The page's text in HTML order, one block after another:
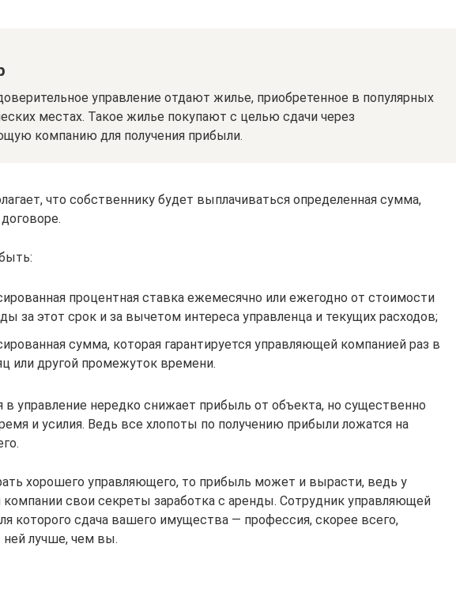
управление отдают жилье, приобретенное в популярных
местах. Такое жилье покупают с целью сдачи через
компанию для получения прибыли.
что собственнику будет выплачиваться определенная сумма,
процентная ставка ежемесячно или ежегодно от стоимости
за этот срок и за вычетом интереса управленца и текущих расходов;
сумма, которая гарантируется управляющей компанией раз в
или другой промежуток времени.
в управление нередко снижает прибыль от объекта, но существенно
и усилия. Ведь все хлопоты по получению прибыли ложатся на
хорошего управляющего, то прибыль может и вырасти, ведь у
компании свои секреты заработка с аренды. Сотрудник управляющей
которого сдача вашего имущества — профессия, скорее всего,
ней лучше, чем вы.